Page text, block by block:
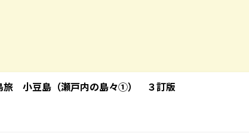
小豆島（瀬戸内の島々①） ３訂版